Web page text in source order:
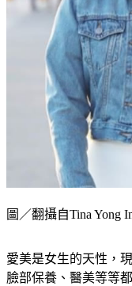
圖／翻攝自Tina Yong
愛美是女生的天性，
臉部保養、醫美等等